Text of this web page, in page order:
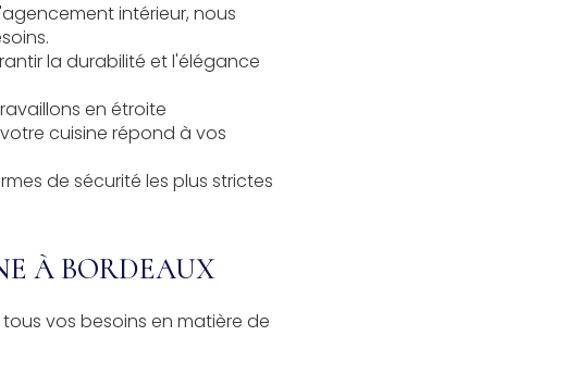
agencement intérieur, nous
la durabilité et l'élégance
en étroite
cuisine répond à vos
de sécurité les plus strictes
À BORDEAUX
vos besoins en matière de